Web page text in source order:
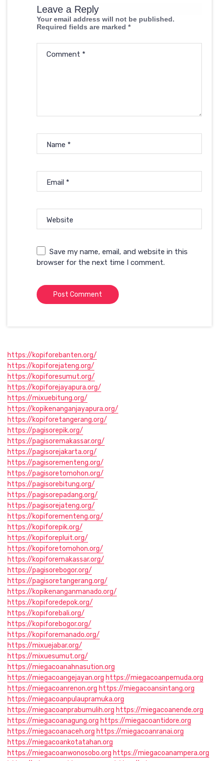
Leave a Reply
Your email address will not be published.
Required fields are marked *
Comment *
Name *
Email *
Website
Save my name, email, and website in this
browser for the next time I comment.
https://kopiforebanten.org/
https://kopiforejateng.org/
https://kopiforesumut.org/
https://kopiforejayapura.org/
https://mixuebitung.org/
https://kopikenanganjayapura.org/
https://kopiforetangerang.org/
https://pagisorepik.org/
https://pagisoremakassar.org/
https://pagisorejakarta.org/
https://pagisorementeng.org/
https://pagisoretomohon.org/
https://pagisorebitung.org/
https://pagisorepadang.org/
https://pagisorejateng.org/
https://kopiforementeng.org/
https://kopiforepik.org/
https://kopiforepluit.org/
https://kopiforetomohon.org/
https://kopiforemakassar.org/
https://pagisorebogor.org/
https://pagisoretangerang.org/
https://kopikenanganmanado.org/
https://kopiforedepok.org/
https://kopiforebali.org/
https://kopiforebogor.org/
https://kopiforemanado.org/
https://mixuejabar.org/
https://mixuesumut.org/
https://miegacoanahnasution.org
https://miegacoangejayan.org https://miegacoanpemuda.org
https://miegacoanrenon.org https://miegacoansintang.org
https://miegacoanpulaupramuka.org
https://miegacoanprabumulih.org https://miegacoanende.org
https://miegacoanagung.org https://miegacoantidore.org
https://miegacoanaceh.org https://miegacoanranai.org
https://miegacoankotatahan.org
https://miegacoanwonosobo.org https://miegacoanampera.org